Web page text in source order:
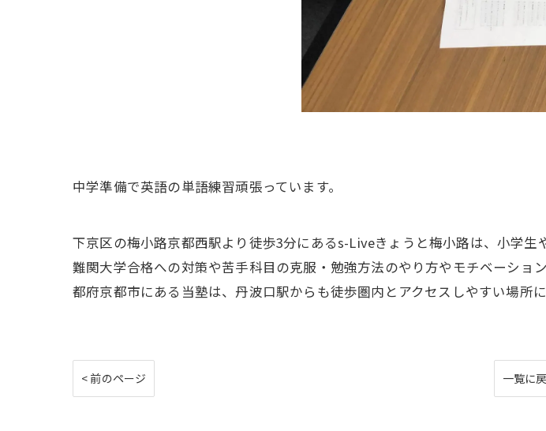
中学準備で英語の単語練習頑張っています。
下京区の梅小路京都西駅より徒歩3分にあるs-Liveきょうと梅小路は、小学
難関大学合格への対策や苦手科目の克服・勉強方法のやり方やモチベーシ
都府京都市にある当塾は、丹波口駅からも徒歩圏内とアクセスしやすい場所
< 前のページ 一覧に